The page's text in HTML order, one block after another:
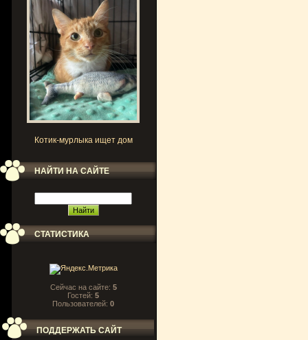
Котик-мурлыка ищет дом
НАЙТИ НА САЙТЕ
СТАТИСТИКА
Сейчас на сайте: 5
Гостей: 5
Пользователей: 0
ПОДДЕРЖАТЬ САЙТ